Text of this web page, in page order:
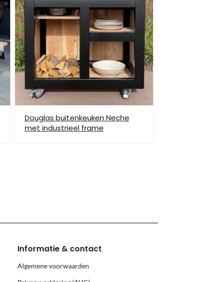
helpen om de goederen op de juiste plek te
locatie te komen, dan dien je dit zelf en op
en Borkum)
Douglas buitenkeuken Neche
met industrieel frame
Informatie & contact
Algemene voorwaarden